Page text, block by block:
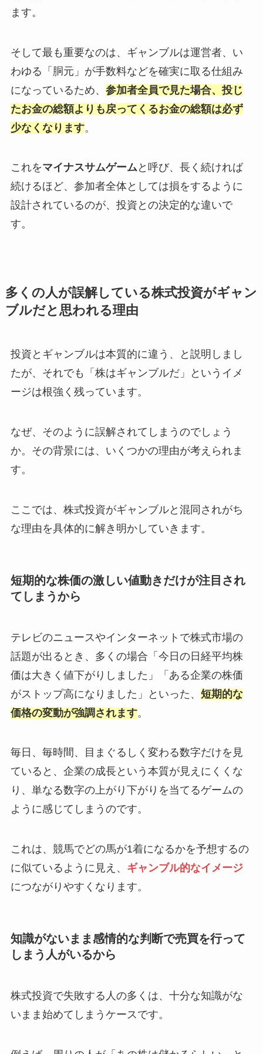
ます。
そして最も重要なのは、ギャンブルは運営者、い
わゆる「胴元」が手数料などを確実に取る仕組み
になっているため、 参加者全員で見た場合、投じ
たお金の総額よりも戻ってくるお金の総額は必ず
少なくなります。
これをマイナスサムゲームと呼び、長く続ければ
続けるほど、参加者全体としては損をするように
設計されているのが、投資との決定的な違いで
す。
多くの人が誤解している株式投資がギャン
ブルだと思われる理由
投資とギャンブルは本質的に違う、と説明しまし
たが、それでも「株はギャンブルだ」というイメ
ージは根強く残っています。
なぜ、そのように誤解されてしまうのでしょう
か。その背景には、いくつかの理由が考えられま
す。
ここでは、株式投資がギャンブルと混同されがち
な理由を具体的に解き明かしていきます。
短期的な株価の激しい値動きだけが注目され
てしまうから
テレビのニュースやインターネットで株式市場の
話題が出るとき、多くの場合「今日の日経平均株
価は大きく値下がりしました」「ある企業の株価
がストップ高になりました」といった、 短期的な
価格の変動が強調されます。
毎日、毎時間、目まぐるしく変わる数字だけを見
ていると、企業の成長という本質が見えにくくな
り、単なる数字の上がり下がりを当てるゲームの
ように感じてしまうのです。
これは、競馬でどの馬が1着になるかを予想するの
に似ているように見え、 ギャンブル的なイメージ
につながりやすくなります。
知識がないまま感情的な判断で売買を行って
しまう人がいるから
株式投資で失敗する人の多くは、十分な知識がな
いまま始めてしまうケースです。